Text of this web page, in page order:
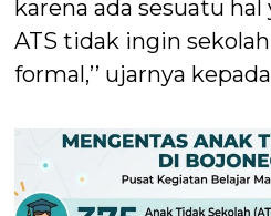
karena ada sesuatu
ATS tidak ingin
formal,’’ ujarnya kepada